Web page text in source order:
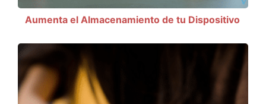
Aumenta el Almacenamiento de tu Dispositivo